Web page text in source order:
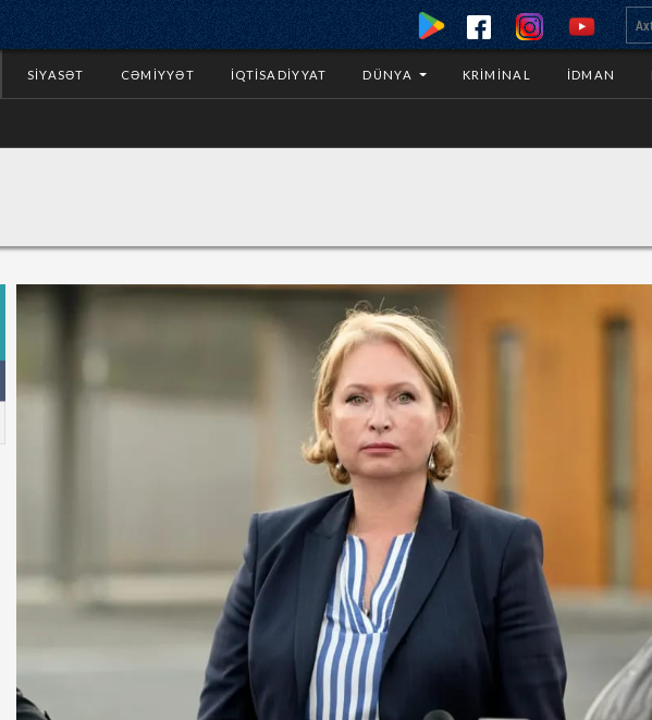
SIYASƏT CƏMIYYƏT İQTISADIYYAT DÜNYA KRIMINAL İDMAN